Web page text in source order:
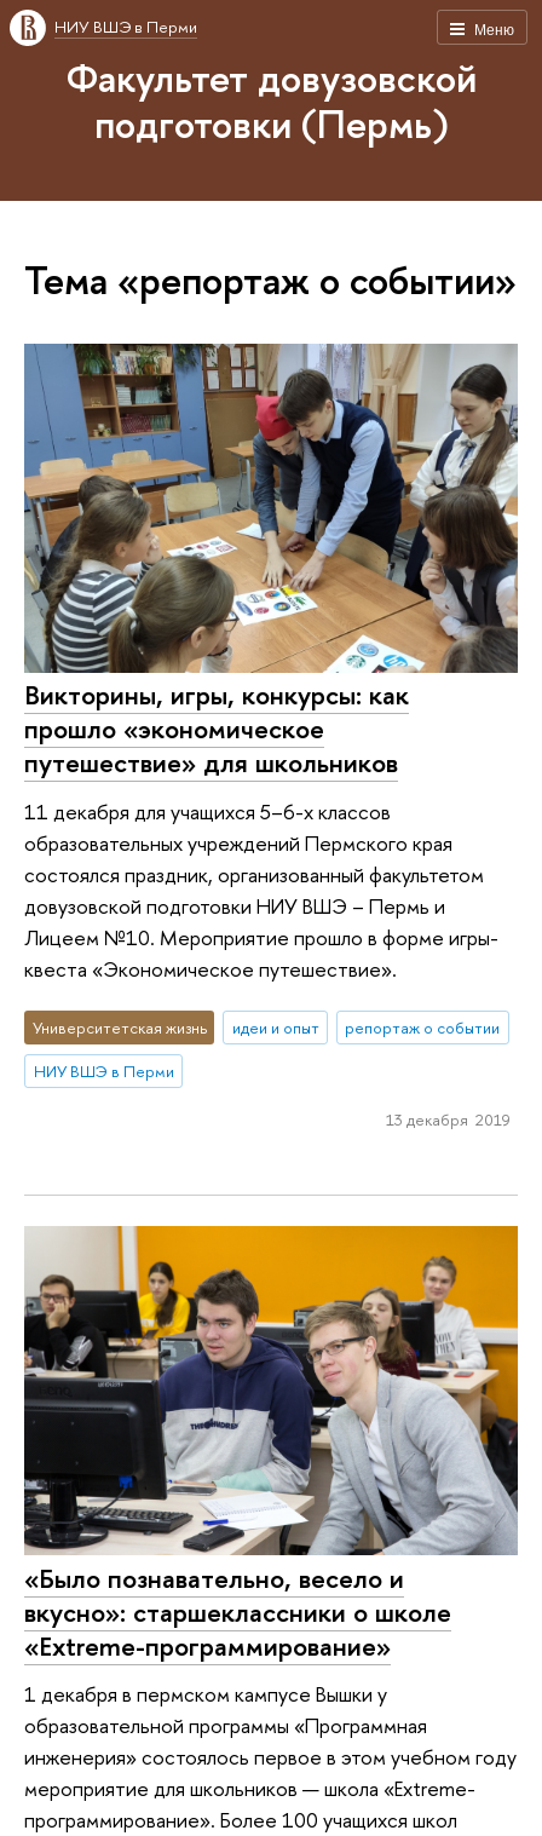
Меню
НИУ ВШЭ в Перми
Факультет довузовской
подготовки (Пермь)
Тема «репортаж о событии»
Викторины, игры, конкурсы: как
прошло «экономическое
путешествие» для школьников
11 декабря для учащихся 5–6-х классов
образовательных учреждений Пермского края
состоялся праздник, организованный факультетом
довузовской подготовки НИУ ВШЭ – Пермь и
Лицеем №10. Мероприятие прошло в форме игры-
квеста «Экономическое путешествие».
Университетская жизнь идеи и опыт
репортаж о событии
НИУ ВШЭ в Перми
13 декабря 2019
«Было познавательно, весело и
вкусно»: старшеклассники о школе
«Extreme-программирование»
1 декабря в пермском кампусе Вышки у
образовательной программы «Программная
инженерия» состоялось первое в этом учебном году
мероприятие для школьников — школа «Extreme-
программирование». Более 100 учащихся школ